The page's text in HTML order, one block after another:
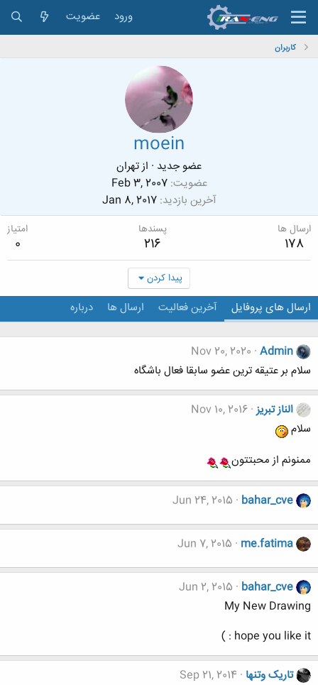
ورود عضویت
کاربران
moein
عضو جدید · ازتهران
عضویت Feb 3, 2007
آخرین بازدید Jan 8, 2017
ارسال ها
178
پسندها
216
امتیاز
0
پیدا کردن
ارسال های پروفایل آخرین فعالیت ارسال ها درباره
Admin
Nov 20, 2020
سلام بر عتیقه ترین عضو سابقا فعال باشگاه
الناز تبریز Nov 10, 2016
سلام
ممنونم از محبتتون
bahar_cve
Jun 24, 2015
me.fatima
Jun 7, 2015
bahar_cve
Jun 2, 2015
My New Drawing
hope you like it : )
تاریک وتنها Sep 21, 2014